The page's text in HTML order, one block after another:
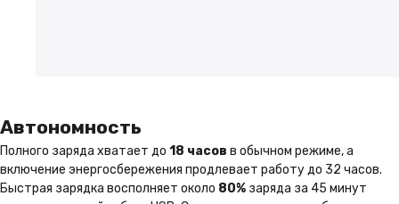
Автономность
Полного заряда хватает до 18 часов в обычном режиме, а
включение энергосбережения продлевает работу до 32 часов.
Быстрая зарядка восполняет около 80% заряда за 45 минут